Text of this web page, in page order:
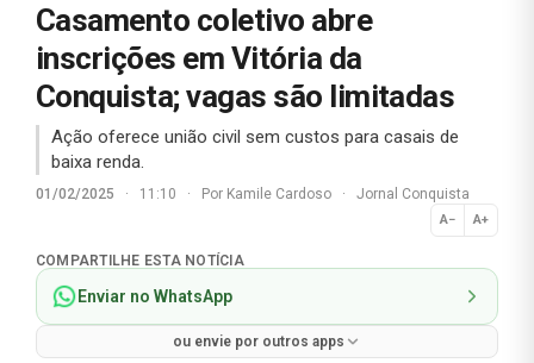
Casamento coletivo abre
inscrições em Vitória da
Conquista; vagas são limitadas
Ação oferece união civil sem custos para casais de
baixa renda.
01/02/2025 · 11:10 · Por Kamile Cardoso · Jornal Conquista
A− A+
Normal
COMPARTILHE ESTA NOTÍCIA
Enviar no WhatsApp
ou envie por outros apps